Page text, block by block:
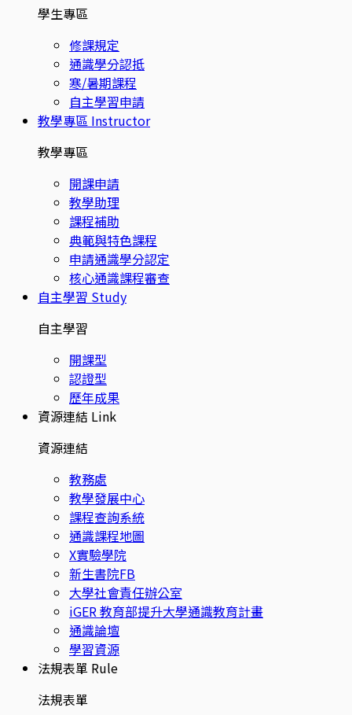
學生專區
修課規定
通識學分認抵
寒/暑期課程
自主學習申請
教學專區 Instructor
教學專區
開課申請
教學助理
課程補助
典範與特色課程
申請通識學分認定
核心通識課程審查
自主學習 Study
自主學習
開課型
認證型
歷年成果
資源連結 Link
資源連結
教務處
教學發展中心
課程查詢系統
通識課程地圖
X實驗學院
新生書院FB
大學社會責任辦公室
iGER 教育部提升大學通識教育計畫
通識論壇
學習資源
法規表單 Rule
法規表單